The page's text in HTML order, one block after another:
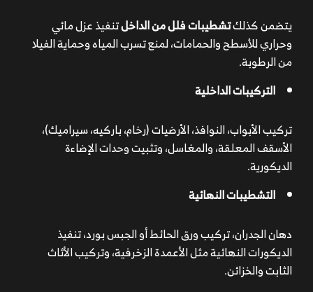
يتضمن كذلكتشطيبات فلل من الداخلتنفيذ عزل مائي
وحراري للأسطح والحمامات، لمنع تسرب المياه وحماية الفيلا
من الرطوبة.
التركيبات الداخلية
تركيب الأبواب، النوافذ، الأرضيات (رخام، باركيه، سيراميك)،
الأسقف المعلقة، والمغاسل، وتثبيت وحدات الإضاءة
الديكورية.
التشطيبات النهائية
دهان الجدران، تركيب ورق الحائط أو الجبس بورد، تنفيذ
الديكورات النهائية مثل الأعمدة الزخرفية، وتركيب الأثاث
الثابت والخزائن.